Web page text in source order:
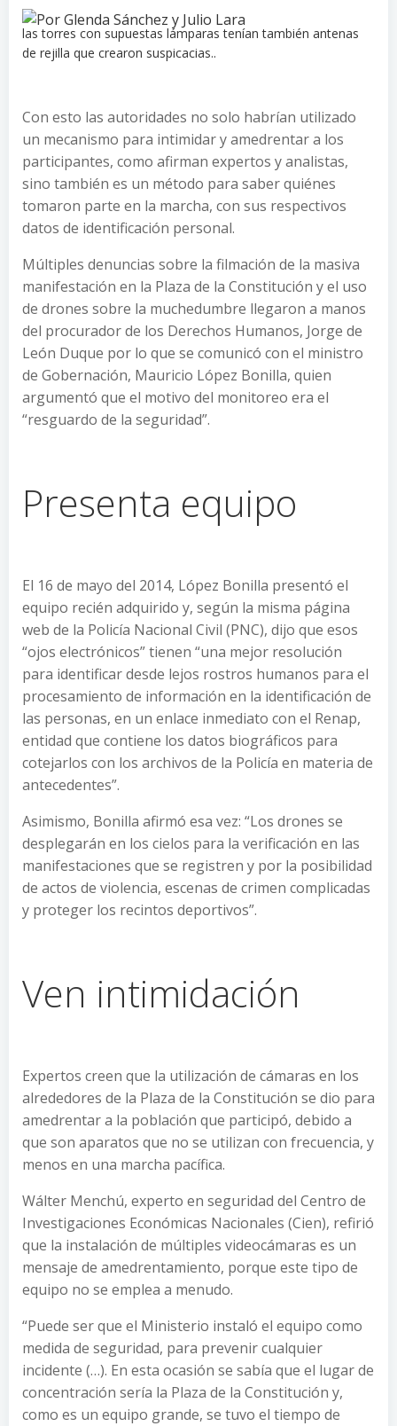
las torres con supuestas lámparas tenían también antenas
de rejilla que crearon suspicacias..
Con esto las autoridades no solo habrían utilizado
un mecanismo para intimidar y amedrentar a los
participantes, como afirman expertos y analistas,
sino también es un método para saber quiénes
tomaron parte en la marcha, con sus respectivos
datos de identificación personal.
Múltiples denuncias sobre la filmación de la masiva
manifestación en la Plaza de la Constitución y el uso
de drones sobre la muchedumbre llegaron a manos
del procurador de los Derechos Humanos, Jorge de
León Duque por lo que se comunicó con el ministro
de Gobernación, Mauricio López Bonilla, quien
argumentó que el motivo del monitoreo era el
“resguardo de la seguridad”.
Presenta equipo
El 16 de mayo del 2014, López Bonilla presentó el
equipo recién adquirido y, según la misma página
web de la Policía Nacional Civil (PNC), dijo que esos
“ojos electrónicos” tienen “una mejor resolución
para identificar desde lejos rostros humanos para el
procesamiento de información en la identificación de
las personas, en un enlace inmediato con el Renap,
entidad que contiene los datos biográficos para
cotejarlos con los archivos de la Policía en materia de
antecedentes”.
Asimismo, Bonilla afirmó esa vez: “Los drones se
desplegarán en los cielos para la verificación en las
manifestaciones que se registren y por la posibilidad
de actos de violencia, escenas de crimen complicadas
y proteger los recintos deportivos”.
Ven intimidación
Expertos creen que la utilización de cámaras en los
alrededores de la Plaza de la Constitución se dio para
amedrentar a la población que participó, debido a
que son aparatos que no se utilizan con frecuencia, y
menos en una marcha pacífica.
Wálter Menchú, experto en seguridad del Centro de
Investigaciones Económicas Nacionales (Cien), refirió
que la instalación de múltiples videocámaras es un
mensaje de amedrentamiento, porque este tipo de
equipo no se emplea a menudo.
“Puede ser que el Ministerio instaló el equipo como
medida de seguridad, para prevenir cualquier
incidente (…). En esta ocasión se sabía que el lugar de
concentración sería la Plaza de la Constitución y,
como es un equipo grande, se tuvo el tiempo de